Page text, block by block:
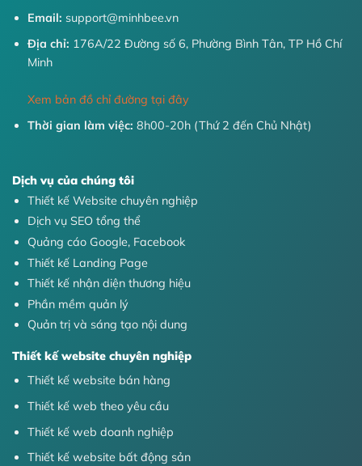
Email: support@minhbee.vn
Địa chỉ: 176A/22 Đường số 6, Phường Bình Tân, TP Hồ Chí
Minh
Xem bản đồ chỉ đường tại đây
Thời gian làm việc: 8h00-20h (Thứ 2 đến Chủ Nhật)
Dịch vụ của chúng tôi
Thiết kế Website chuyên nghiệp
Dịch vụ SEO tổng thể
Quảng cáo Google, Facebook
Thiết kế Landing Page
Thiết kế nhận diện thương hiệu
Phần mềm quản lý
Quản trị và sáng tạo nội dung
Thiết kế website chuyên nghiệp
Thiết kế website bán hàng
Thiết kế web theo yêu cầu
Thiết kế web doanh nghiệp
Thiết kế website bất động sản